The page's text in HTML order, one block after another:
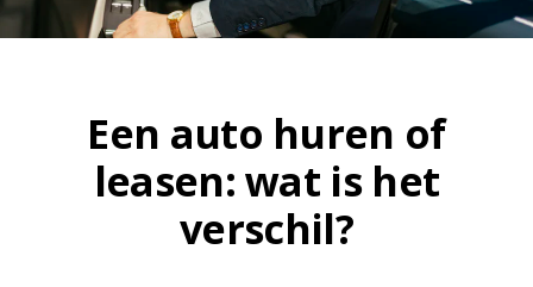
Een auto huren of
leasen: wat is het
verschil?